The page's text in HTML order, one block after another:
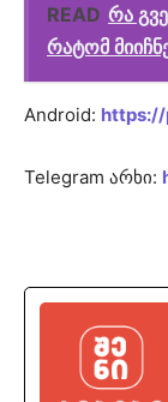
READ რა
რატომ
Android:
Telegram არხი: